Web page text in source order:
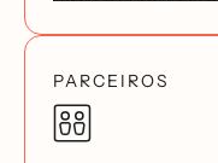
PARCEIROS